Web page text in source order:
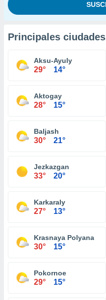
Principales ciudades
Aksu-Ayuly
29° 14°
Aktogay
28° 15°
Baljash
30° 21°
Jezkazgan
33° 20°
Karkaraly
27° 13°
Krasnaya Polyana
30° 15°
Pokornoe
29° 15°